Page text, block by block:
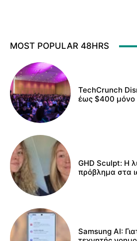
MOST POPULAR 48HRS
TechCrunch
έως $400 μόνο
GHD Sculpt: Η
πρόβλημα στα
Samsung AI: